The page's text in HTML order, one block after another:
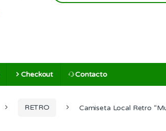
Checkout Contacto
RETRO Camiseta Local Retro